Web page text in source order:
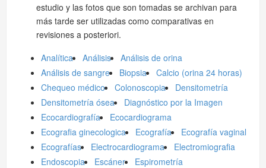
estudio y las fotos que son tomadas se archivan para
más tarde ser utilizadas como comparativas en
revisiones a posteriori.
Analítica
Análisis
Análisis de orina
Análisis de sangre
Biopsia
Calcio (orina 24 horas)
Chequeo médico
Colonoscopia
Densitometría
Densitometría ósea
Diagnóstico por la Imagen
Ecocardiografía
Ecocardiograma
Ecografia ginecologica
Ecografía
Ecografía vaginal
Ecografías
Electrocardiograma
Electromiografia
Endoscopia
Escáner
Espirometría